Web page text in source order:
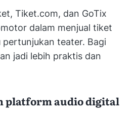
Tiket.com, dan GoTix
dalam menjual tiket
pertunjukan teater. Bagi
jadi lebih praktis dan
platform audio digital